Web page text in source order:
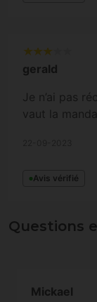
gerald
Je n’ai pas
vaut la
Avis vérifié
Questions
Mickael